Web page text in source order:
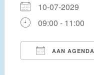
10-07-2029
09:00 - 11:00
AAN